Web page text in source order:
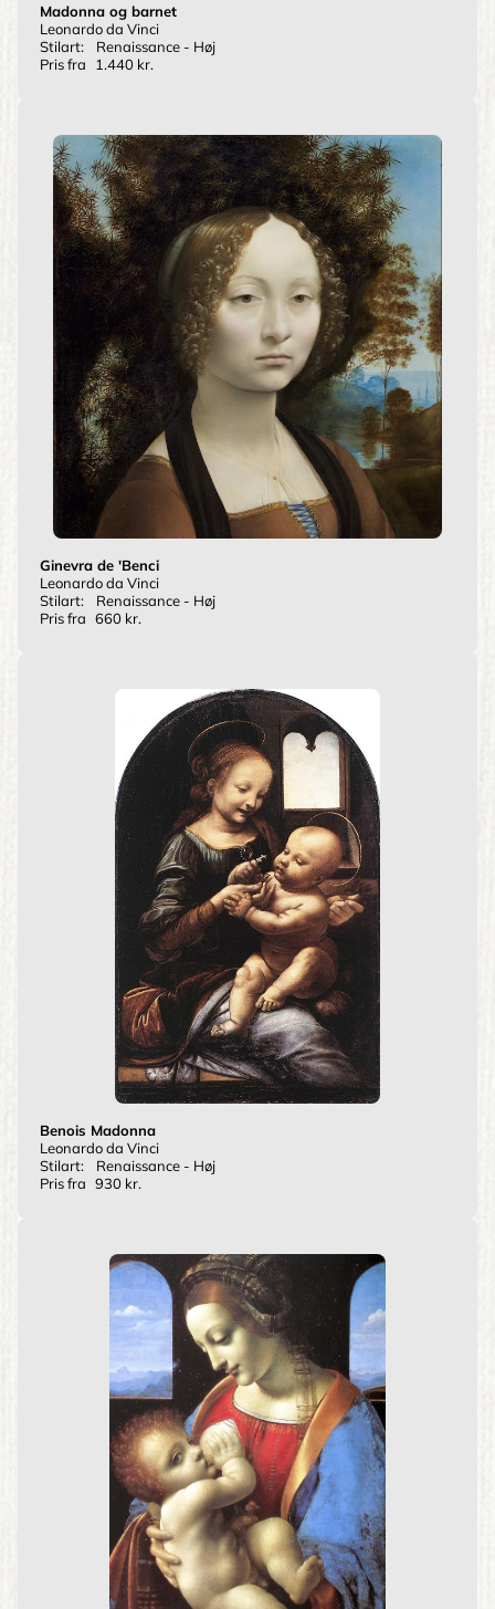
Madonna og barnet
Leonardo da Vinci
Stilart:
Renaissance - Høj
Pris fra
1.440 kr.
Ginevra de 'Benci
Leonardo da Vinci
Stilart:
Renaissance - Høj
Pris fra 660 kr.
Benois Madonna
Leonardo da Vinci
Stilart:
Renaissance - Høj
Pris fra 930 kr.